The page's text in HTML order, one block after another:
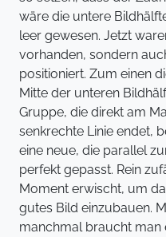
wäre die untere
leer gewesen. Jetzt
vorhanden, sondern
positioniert. Zum einen
Mitte der unteren
Gruppe, die direkt am
senkrechte Linie endet,
eine neue, die parallel
perfekt gepasst. Rein
Moment erwischt, um
gutes Bild einzubauen.
manchmal braucht man